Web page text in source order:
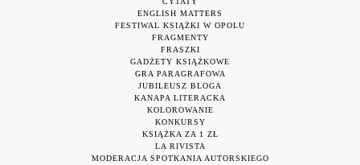
ENGLISH MATTERS
FESTIWAL KSIĄŻKI W OPOLU
FRAGMENTY
FRASZKI
GADŻETY KSIĄŻKOWE
GRA PARAGRAFOWA
JUBILEUSZ BLOGA
KANAPA LITERACKA
KOLOROWANIE
KONKURSY
KSIĄŻKA ZA 1 ZŁ
LA RIVISTA
MODERACJA SPOTKANIA AUTORSKIEGO